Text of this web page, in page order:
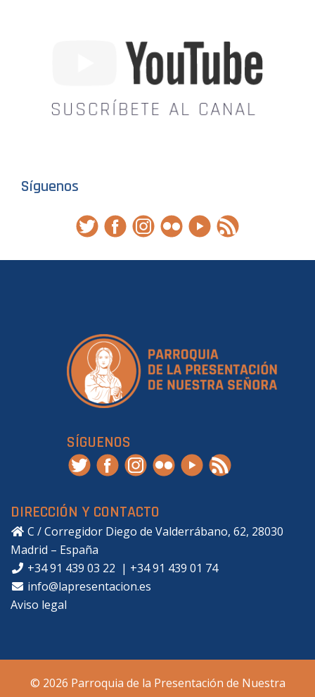
Síguenos
SÍGUENOS
DIRECCIÓN Y CONTACTO
C / Corregidor Diego de Valderrábano, 62, 28030
Madrid – España
+34 91 439 03 22 | +34 91 439 01 74
info@lapresentacion.es
Aviso legal
© 2026 Parroquia de la Presentación de Nuestra